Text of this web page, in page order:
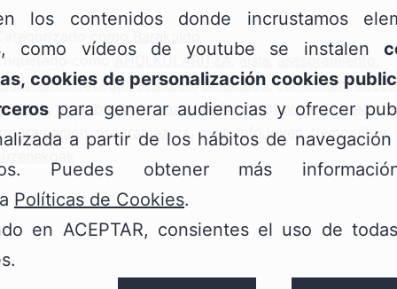
comoAHOLKULARITZA,aisia ,asesoramiento
,azaltzen,Barakaldo ,curriculum ,
, gaztebulegoa,gazteInfoPuntua, jóvenes,
, programazioa puntoInfoJoven ,tiempolibre,
los contenidos donde incrustamos
como vídeos de youtube se instalen
cookies de personalización cookies
para generar audiencias y ofrecer
a partir de los hábitos de
Puedes obtener más
Políticas de Cookies.
en ACEPTAR, consientes el uso de